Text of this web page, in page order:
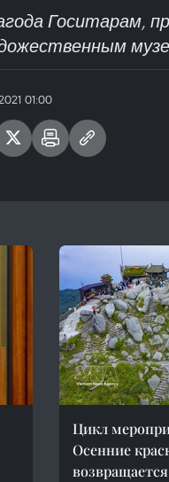
Госитарам,
01:00
Цикл
Осенние